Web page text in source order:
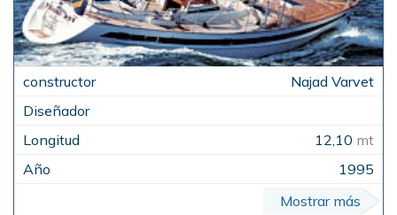
Najad Varvet
12,10 mt
1995
Mostrar más